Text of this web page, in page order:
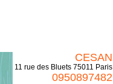
CESAN
11 rue des Bluets 75011 Paris
0950897482